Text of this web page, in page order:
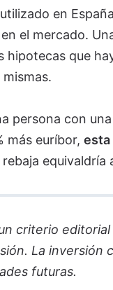
en
el mercado.
que
persona con
más euríbor, esta
rebaja equivaldría
criterio
La inversión
futuras.